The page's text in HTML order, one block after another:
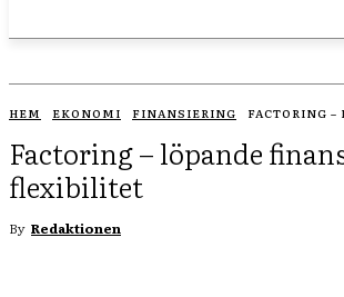
HEM EKONOMI FINANSIERING FACTORING –
Factoring – löpande
flexibilitet
By Redaktionen